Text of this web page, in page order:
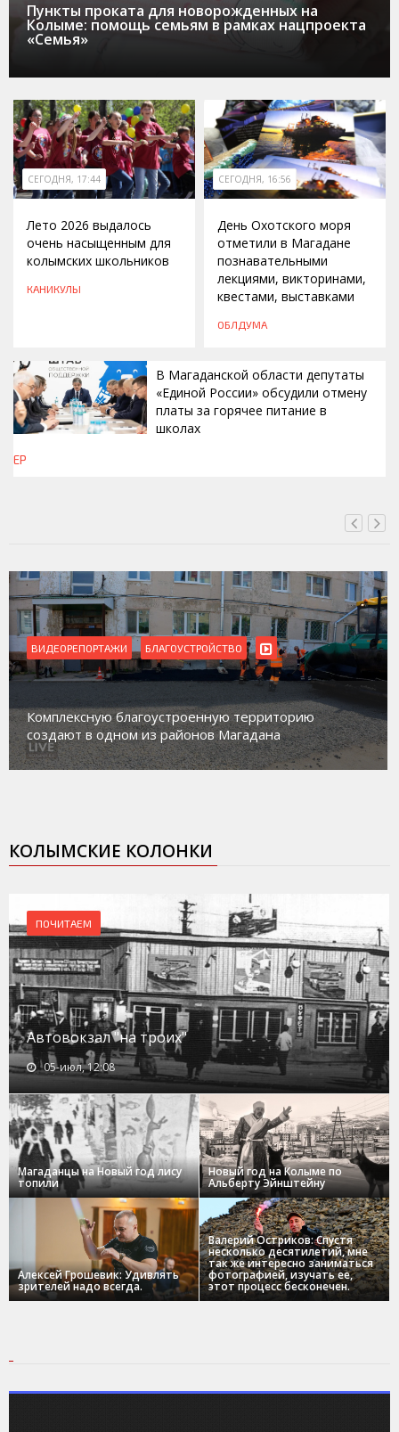
Пункты проката для новорожденных на
Колыме: помощь семьям в рамках нацпроекта
«Семья»
СЕГОДНЯ, 17:44
Лето 2026 выдалось
очень насыщенным для
колымских школьников
КАНИКУЛЫ
СЕГОДНЯ, 16:56
День Охотского моря
отметили в Магадане
познавательными
лекциями, викторинами,
квестами, выставками
ОБЛДУМА
В Магаданской области депутаты
«Единой России» обсудили отмену
платы за горячее питание в
школах
ЕР
ВИДЕОРЕПОРТАЖИ БЛАГОУСТРОЙСТВО
Комплексную благоустроенную территорию
создают в одном из районов Магадана
КОЛЫМСКИЕ КОЛОНКИ
ПОЧИТАЕМ
Автовокзал "на троих"
05-июл, 12:08
Магаданцы на Новый год лису
топили
Новый год на Колыме по
Альберту Эйнштейну
Алексей Грошевик: Удивлять
зрителей надо всегда.
Валерий Остриков: Спустя
несколько десятилетий, мне
так же интересно заниматься
фотографией, изучать ее,
этот процесс бесконечен.